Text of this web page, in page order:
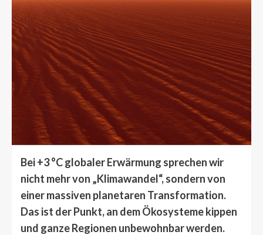
Bei +3 °C globaler Erwärmung sprechen wir
nicht mehr von „Klimawandel“, sondern von
einer massiven planetaren Transformation.
Das ist der Punkt, an dem Ökosysteme kippen
und ganze Regionen unbewohnbar werden.